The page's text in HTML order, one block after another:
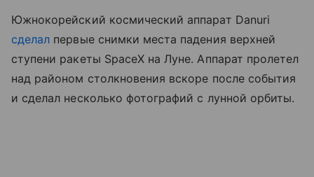
Южнокорейский космический аппарат Danuri
сделал первые снимки места падения верхней
ступени ракеты SpaceX на Луне. Аппарат пролетел
над районом столкновения вскоре после события
и сделал несколько фотографий с лунной орбиты.